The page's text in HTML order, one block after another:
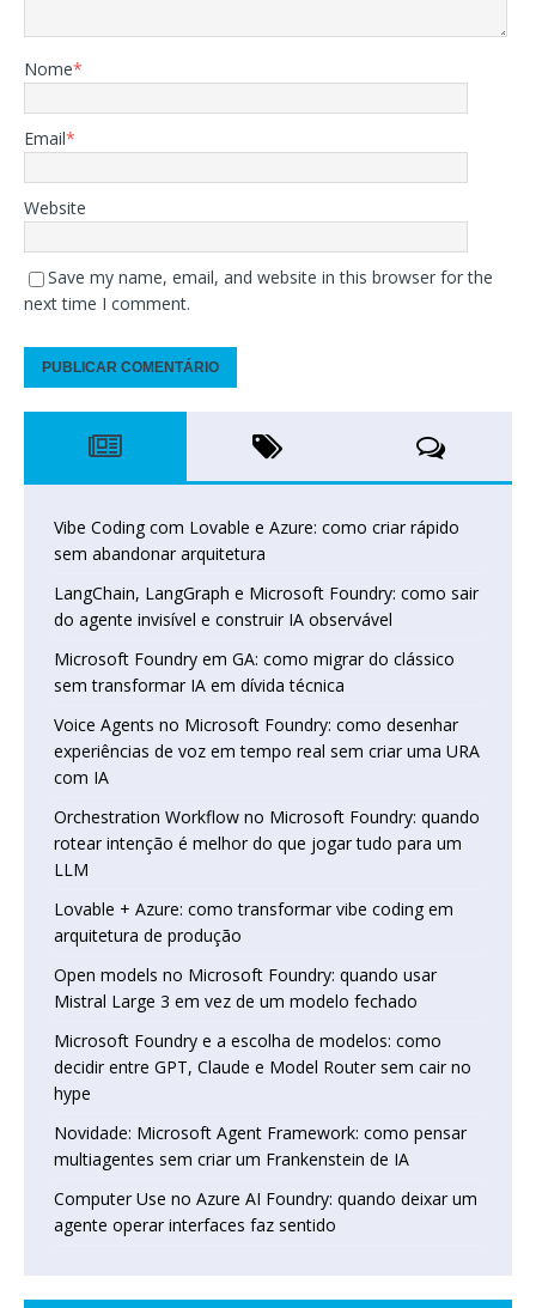
Nome*
Email*
Website
Save my name, email, and website in this browser for the
next time I comment.
Vibe Coding com Lovable e Azure: como criar rápido
sem abandonar arquitetura
LangChain, LangGraph e Microsoft Foundry: como sair
do agente invisível e construir IA observável
Microsoft Foundry em GA: como migrar do clássico
sem transformar IA em dívida técnica
Voice Agents no Microsoft Foundry: como desenhar
experiências de voz em tempo real sem criar uma URA
com IA
Orchestration Workflow no Microsoft Foundry: quando
rotear intenção é melhor do que jogar tudo para um
LLM
Lovable + Azure: como transformar vibe coding em
arquitetura de produção
Open models no Microsoft Foundry: quando usar
Mistral Large 3 em vez de um modelo fechado
Microsoft Foundry e a escolha de modelos: como
decidir entre GPT, Claude e Model Router sem cair no
hype
Novidade: Microsoft Agent Framework: como pensar
multiagentes sem criar um Frankenstein de IA
Computer Use no Azure AI Foundry: quando deixar um
agente operar interfaces faz sentido